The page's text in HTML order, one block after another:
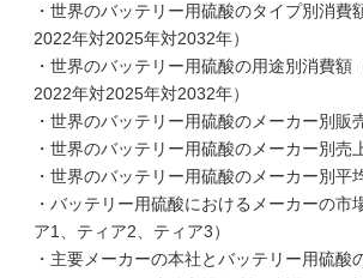
・世界のバッテリー用硫酸のタイプ別消費
2022年対2025年対2032年）
・世界のバッテリー用硫酸の用途別消費額
2022年対2025年対2032年）
・世界のバッテリー用硫酸のメーカー別販
・世界のバッテリー用硫酸のメーカー別売
・世界のバッテリー用硫酸のメーカー別平
・バッテリー用硫酸におけるメーカーの市
ア1、ティア2、ティア3）
・主要メーカーの本社とバッテリー用硫酸